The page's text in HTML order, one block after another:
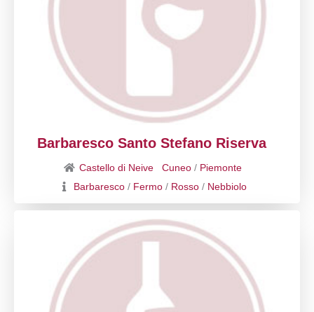
Barbaresco Santo Stefano Riserva
Castello di Neive Cuneo/ Piemonte
Barbaresco / Fermo / Rosso / Nebbiolo